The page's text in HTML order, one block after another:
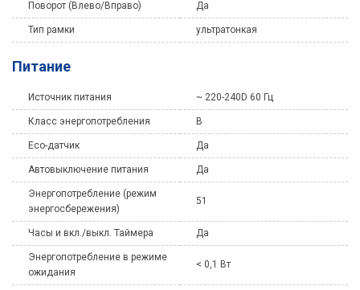
Поворот (Влево/Вправо) Да
Тип рамки ультратонкая
Питание
Источник питания ~ 220-240D 60 Гц
Класс энергопотребления В
Eco-датчик Да
Автовыключение питания Да
Энергопотребление (режим
энергосбережения)
51
Часы и вкл./выкл. Таймера Да
Энергопотребление в режиме
ожидания
< 0,1 Вт